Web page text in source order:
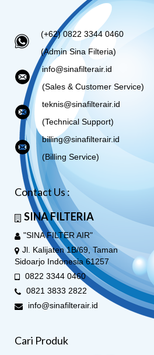
(+62) 0822 3344 0460
(Admin Sina Filteria)
info@sinafilterair.id
(Sales & Customer Service)
teknis@sinafilterair.id
(Technical Support)
billing@sinafilterair.id
(Billing Service)
Contact Us :
SINA FILTERIA
"SINA FILTER AIR"
Jl. Kalijaten 1B/69, Taman
Sidoarjo Indonesia 61257
0822 3344 0460
0821 3833 2822
info@sinafilterair.id
Cari Produk